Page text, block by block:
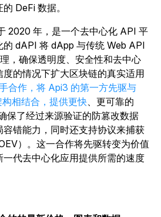
DeFi 数据。
2020 年，是一个去中心化 API 平
的 dAPI 将 dApp 与传统 Web API
，确保透明度、安全性和去中心
的情况下扩大区块链的真实适用
合作，将 Api3 的第一方先驱与
相结合，提供更快 、更可靠的
保了经过来源验证的防篡改数据
错能力，同时还支持协议来捕获
）。这一合作将先驱转变为价值
代去中心化应用提供所需的速度